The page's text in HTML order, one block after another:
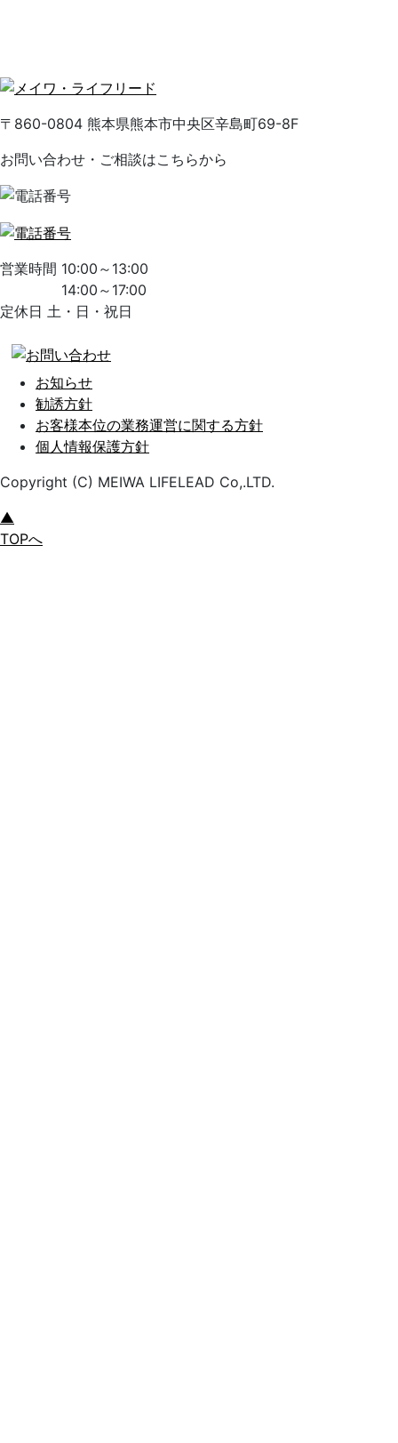
〒860-0804 熊本県熊本市中央区辛島町69-8F
お問い合わせ・ご相談はこちらから
営業時間 10:00～13:00
14:00～17:00
定休日 土・日・祝日
お知らせ
勧誘方針
お客様本位の業務運営に関する方針
個人情報保護方針
Copyright (C) MEIWA LIFELEAD Co,.LTD.
▲
TOPへ